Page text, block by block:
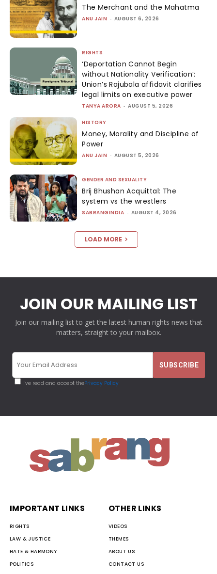
The Merchant and the Mahatma
ANU JAIN - AUGUST 6, 2026
RIGHTS
‘Deportation Cannot Begin
without Nationality Verification’:
Union’s Rajubala affidavit clarifies
legal limits on executive power
TANYA ARORA - AUGUST 5, 2026
HISTORY
Money, Morality and Discipline of
Power
ANU JAIN - AUGUST 5, 2026
GENDER AND SEXUALITY
Brij Bhushan Acquittal: The
system vs the wrestlers
SABRANGINDIA - AUGUST 4, 2026
LOAD MORE
JOIN OUR MAILING LIST
Join our mailing list to get the latest human rights news that
matters, straight to your mailbox.
I've read and accept thePrivacy Policy
IMPORTANT LINKS
RIGHTS
LAW & JUSTICE
HATE & HARMONY
POLITICS
OTHER LINKS
VIDEOS
THEMES
ABOUT US
CONTACT US